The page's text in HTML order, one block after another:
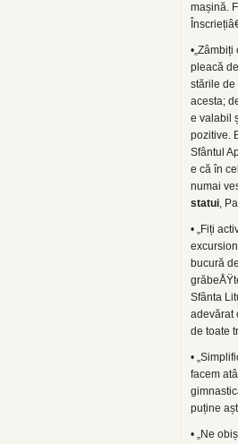
mașină.
pleacă
stările de
acesta;
e valabil
pozitive.
Sfântul
e că în
numai
statui,
• „Fiți
bucură
Sfânta
adevărat
de toate
•
facem
puține
• „Ne